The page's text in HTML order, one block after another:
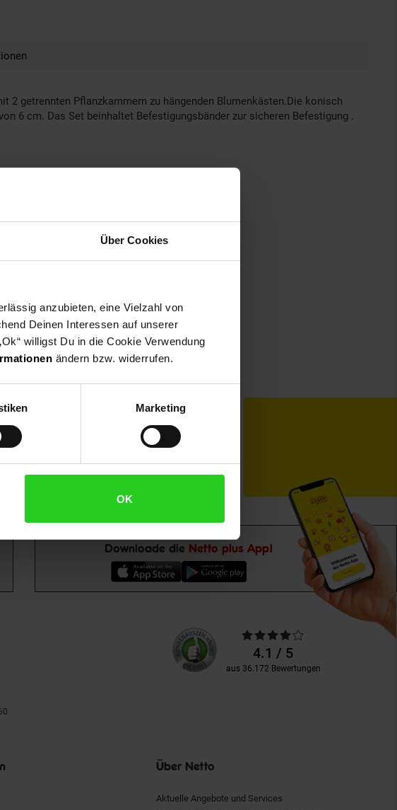
Über Cookies
anzubieten, eine Vielzahl von
Deinen Interessen auf unserer
willigst Du in die Cookie Verwendung
ändern bzw. widerrufen.
Marketing
OK
2 getrennten Pflanzkammern zu hängenden Blumenkästen.Die konisch
6 cm. Das Set beinhaltet Befestigungsbänder zur sicheren Befestigung .
Karriere
Downloade die Netto plus App!
Unsere
Kundenbewertungen
Durchschnittliche
Bewertungen4.1 / 5
aus 36.172 Bewertungen
Über Netto
Aktuelle Angebote und Services